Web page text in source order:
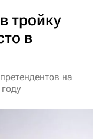
тройку
в
на